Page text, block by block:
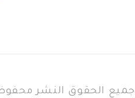
جميع الحقوق النشر